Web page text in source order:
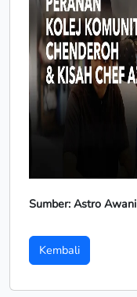
Sumber: Astro Awani
Kembali